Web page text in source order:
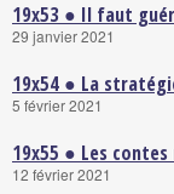
19x53 ● Il faut
29 janvier 2021
19x54 ● La
5 février 2021
19x55 ● Les
12 février 2021